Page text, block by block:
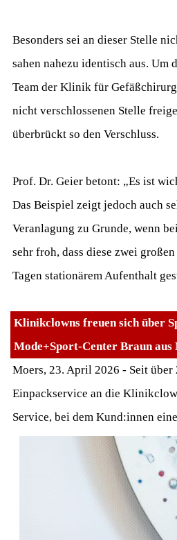
Besonders sei an dieser Stelle
sahen nahezu identisch aus.
Team der Klinik für
nicht verschlossenen Stelle
überbrückt so den Verschluss.
Prof. Dr. Geier betont: „Es ist
Das Beispiel zeigt jedoch auch
Veranlagung zu Grunde, wenn
sehr froh, dass diese zwei
Tagen stationärem Aufenthalt
Klinikclowns freuen sich über
Mode+Sport-Center Braun
Moers, 23. April 2026 - Seit über
Einpackservice an die
Service, bei dem Kund:innen